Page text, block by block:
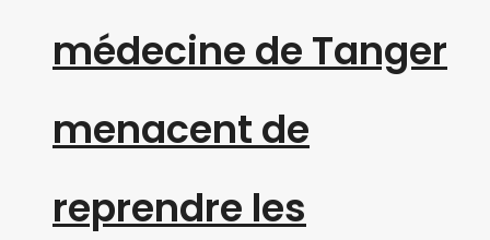
médecine de Tanger
menacent de
reprendre les